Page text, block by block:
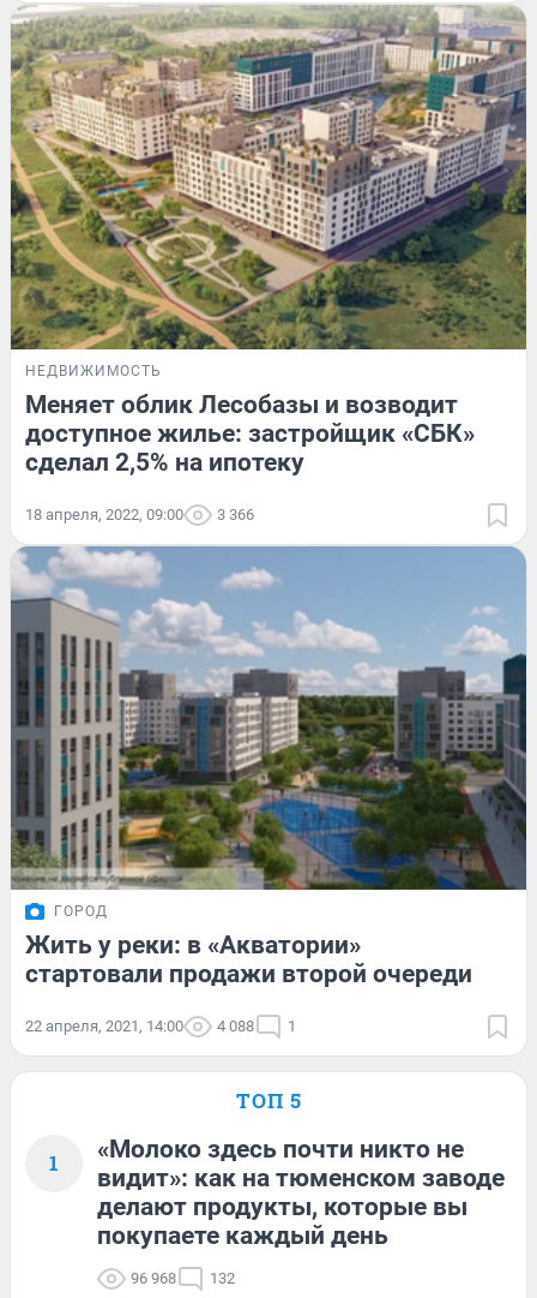
НЕДВИЖИМОСТЬ
Меняет облик Лесобазы и возводит
доступное жилье: застройщик «СБК»
сделал 2,5% на ипотеку
18 апреля, 2022, 09:00 3 366
ГОРОД
Жить у реки: в «Акватории»
стартовали продажи второй очереди
22 апреля, 2021, 14:00 4 088 1
ТОП 5
1
«Молоко здесь почти никто не
видит»: как на тюменском заводе
делают продукты, которые вы
покупаете каждый день
96 968 132